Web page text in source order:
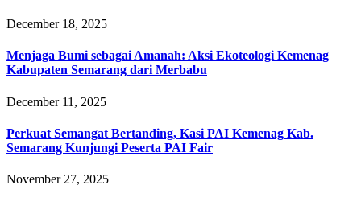
December 18, 2025
Menjaga Bumi sebagai Amanah: Aksi Ekoteologi Kemenag
Kabupaten Semarang dari Merbabu
December 11, 2025
Perkuat Semangat Bertanding, Kasi PAI Kemenag Kab.
Semarang Kunjungi Peserta PAI Fair
November 27, 2025